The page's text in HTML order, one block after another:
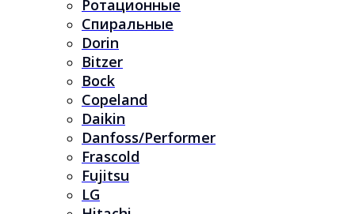
Ротационные
Спиральные
Dorin
Bitzer
Bock
Copeland
Daikin
Danfoss/Performer
Frascold
Fujitsu
LG